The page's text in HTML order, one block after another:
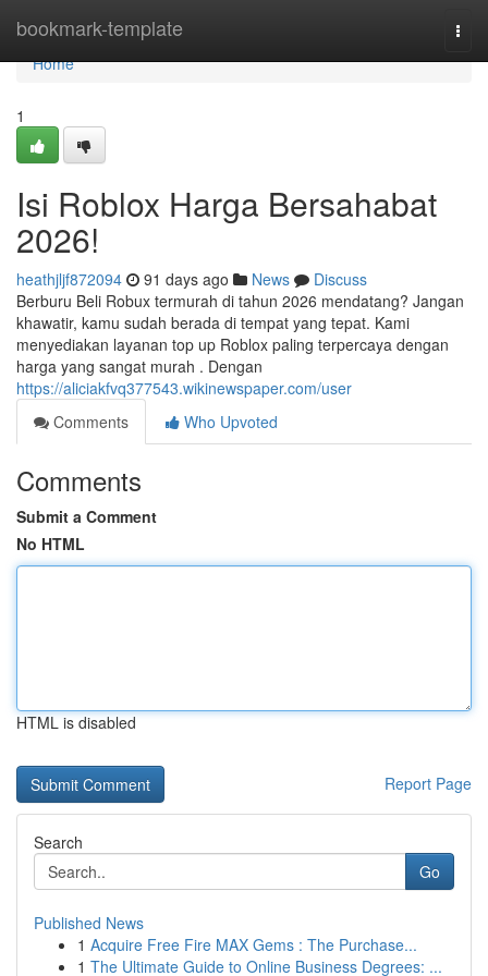
bookmark-template
Home
Home
1
Isi Roblox Harga Bersahabat
2026!
heathjljf872094 91 days ago News
Discuss
Berburu Beli Robux termurah di tahun 2026 mendatang? Jangan
khawatir, kamu sudah berada di tempat yang tepat. Kami
menyediakan layanan top up Roblox paling terpercaya dengan
harga yang sangat murah . Dengan
https://aliciakfvq377543.wikinewspaper.com/user
Comments
Who Upvoted
Comments
Submit a Comment
No HTML
HTML is disabled
Report Page
Search
Go
Published News
1 Acquire Free Fire MAX Gems : The Purchase...
1 The Ultimate Guide to Online Business Degrees: ...